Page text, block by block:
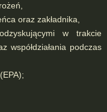
oraz zakładnika,
w trakcie
współdziałania podczas